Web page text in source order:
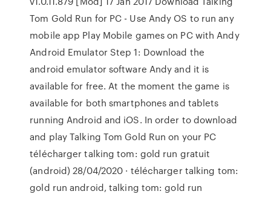
Tom Gold Run for PC - Use Andy OS to run any
mobile app Play Mobile games on PC with Andy
Android Emulator Step 1: Download the
android emulator software Andy and it is
available for free. At the moment the game is
available for both smartphones and tablets
running Android and iOS. In order to download
and play Talking Tom Gold Run on your PC
télécharger talking tom: gold run gratuit
(android) 28/04/2020 · télécharger talking tom:
gold run android, talking tom: gold run